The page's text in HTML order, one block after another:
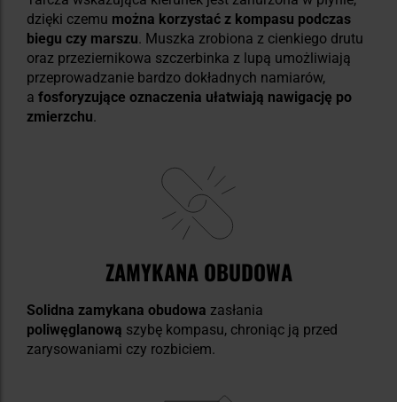
dzięki czemu można korzystać z kompasu podczas
biegu czy marszu. Muszka zrobiona z cienkiego drutu
oraz przeziernikowa szczerbinka z lupą umożliwiają
przeprowadzanie bardzo dokładnych namiarów,
a fosforyzujące oznaczenia ułatwiają nawigację po
zmierzchu.
ZAMYKANA OBUDOWA
Solidna zamykana obudowa zasłania
poliwęglanową szybę kompasu, chroniąc ją przed
zarysowaniami czy rozbiciem.